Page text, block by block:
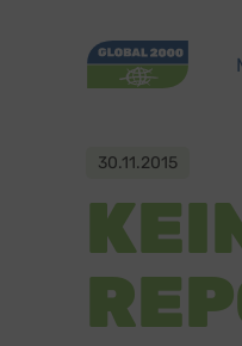
30.11.2015